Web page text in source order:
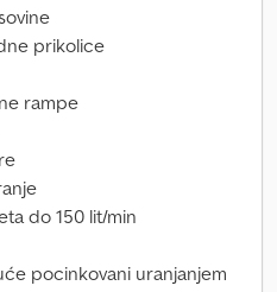
prikolice
rampe
do 150 lit/min
pocinkovani uranjanjem